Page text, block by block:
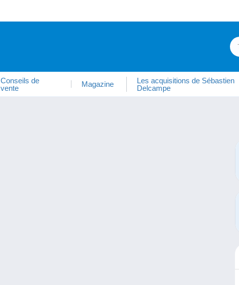
Conseils de
vente
Magazine
Les acquisitions de Sébastien
Delcampe